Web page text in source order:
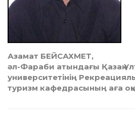
Азамат БЕЙСАХМЕТ,
әл-Фараби атындағы Қазақ
университетінің
туризм кафедрасының аға